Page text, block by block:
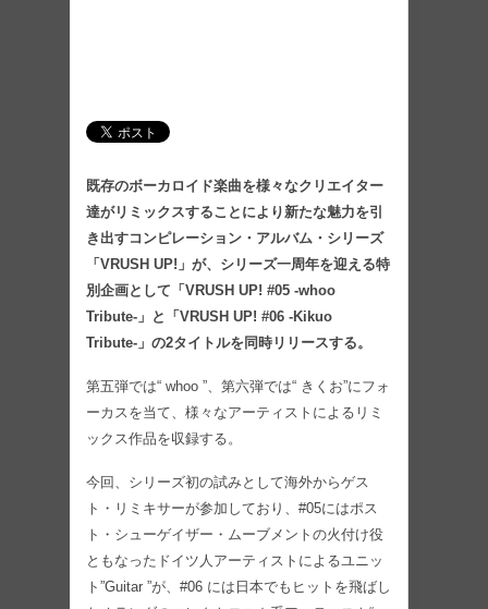
既存のボーカロイド楽曲を様々なクリエイター
達がリミックスすることにより新たな魅力を引
き出すコンピレーション・アルバム・シリーズ
「VRUSH UP!」が、シリーズ一周年を迎える特
別企画として「VRUSH UP! #05 -whoo
Tribute-」と「VRUSH UP! #06 -Kikuo
Tribute-」の2タイトルを同時リリースする。
第五弾では“ whoo ”、第六弾では“ きくお”にフォ
ーカスを当て、様々なアーティストによるリミ
ックス作品を収録する。
今回、シリーズ初の試みとして海外からゲス
ト・リミキサーが参加しており、#05にはポス
ト・シューゲイザー・ムーブメントの火付け役
ともなったドイツ人アーティストによるユニッ
ト”Guitar ”が、#06 には日本でもヒットを飛ばし